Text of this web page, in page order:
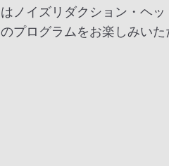
はノイズリダクション・ヘ
のプログラムをお楽しみいた